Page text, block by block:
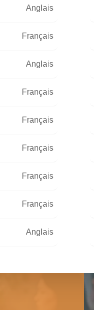
Anglais
Français
Anglais
Français
Français
Français
Français
Français
Anglais